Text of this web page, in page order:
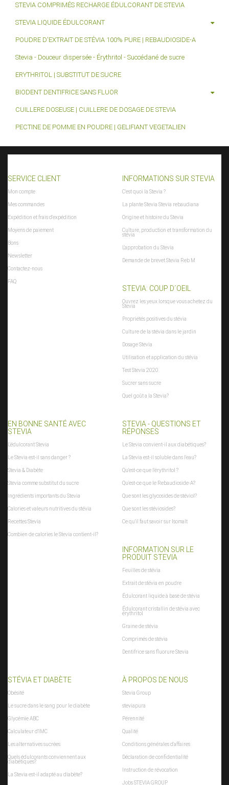
STEVIA COMPRIMÉS RECHARGE ÉDULCORANT DE STEVIA
STEVIA LIQUIDE ÉDULCORANT
POUDRE D'EXTRAIT DE STÉVIA 100% PURE | REBAUDIOSIDE-A
Stevia - Douceur dispersée - Érythritol - Succédané de sucre
ERYTHRITOL | SUBSTITUT DE SUCRE
BIODENT DENTIFRICE SANS FLUOR
CUILLERE DOSEUSE | CUILLERE DE DOSAGE DE STEVIA
PECTINE DE POMME EN POUDRE | GELIFIANT VEGETALIEN
SERVICE CLIENT
Mon compte
Mes commandes
Expédition et frais d'expédition
Moyens de paiement
Bons
Newsletter
Contactez-nous
FAQ
INFORMATIONS SUR STEVIA
C'est quoi la Stevia ?
La plante Stevia Stevia rebaudiana
Origine et histoire du Stevia
Culture, production et transformation du
stévia
L'approbation du Stevia
Demande de brevet Stevia Reb M
STEVIA: COUP D´OEIL
Ouvrez les yeux lorsque vous achetez du
Stevia
Propriétés positives du stévia
Culture de la stévia dans le jardin
Dosage Stevia
Utilisation et application du stévia
Test Stevia 2020
Sucrer sans sucre
Quel goût a la Stevia?
EN BONNE SANTÉ AVEC
STEVIA
L'édulcorant Stevia
Le Stevia est-il sans danger ?
Stevia & Diabète
Stevia comme substitut du sucre
Ingrédients importants du Stevia
Calories et valeurs nutritives du stévia
Recettes Stevia
Combien de calories le Stevia contient-il?
STEVIA - QUESTIONS ET
RÉPONSES
Le Stevia convient-il aux diabétiques?
La Stevia est-il soluble dans l'eau?
Qu'est-ce que l'érythritol ?
Qu'est-ce que le Rebaudioside-A?
Que sont les glycosides de stéviol?
Que sont les stéviosides?
Ce qu'il faut savoir sur Isomalt
INFORMATION SUR LE
PRODUIT STEVIA
Feuilles de stévia
Extrait de stévia en poudre
Édulcorant liquide à base de stévia
Édulcorant cristallin de stévia avec
érythritol
Graine de stévia
Comprimés de stévia
Dentifrice sans fluorure Stevia
STÉVIA ET DIABÈTE
Obésité
Le sucre dans le sang pour le diabète
Glycémie ABC
Calculateur d'IMC
Les alternatives sucrées
Quels édulcorants conviennent aux
diabétiques?
La Stevia est-il adapté au diabète?
À PROPOS DE NOUS
Stevia Group
steviapura
Pérennité
Qualité
Conditions générales d'affaires
Déclaration de confidentialité
Instruction de révocation
Jobs STEVIA GROUP